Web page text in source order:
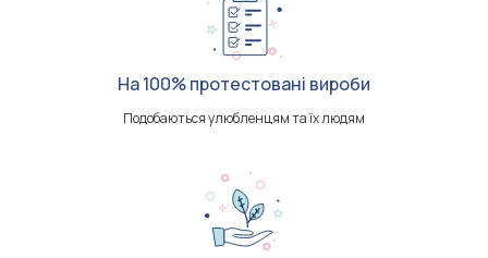
На 100% протестовані вироби
Подобаються улюбленцям та їх людям